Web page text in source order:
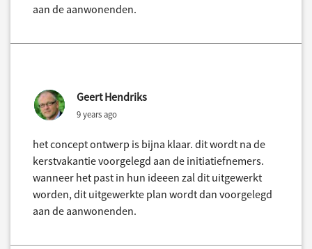
aan de aanwonenden.
Geert Hendriks
9 years ago
het concept ontwerp is bijna klaar. dit wordt na de
kerstvakantie voorgelegd aan de initiatiefnemers.
wanneer het past in hun ideeen zal dit uitgewerkt
worden, dit uitgewerkte plan wordt dan voorgelegd
aan de aanwonenden.